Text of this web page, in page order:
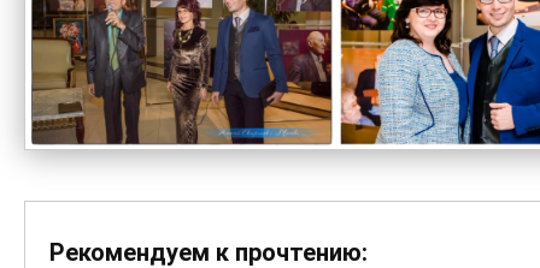
Рекомендуем к прочтению: